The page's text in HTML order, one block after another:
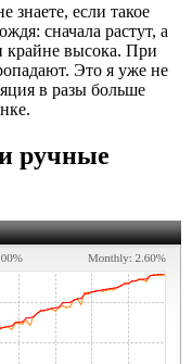
если такое
сначала растут, а
крайне высока. При
Это я уже не
в разы больше
ручные